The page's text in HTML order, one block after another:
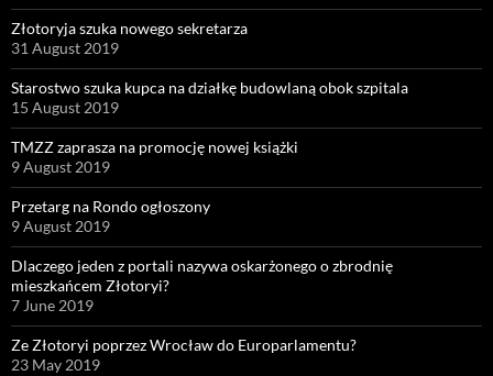
Złotoryja szuka nowego sekretarza
31 August 2019
Starostwo szuka kupca na działkę budowlaną obok szpitala
15 August 2019
TMZZ zaprasza na promocję nowej książki
9 August 2019
Przetarg na Rondo ogłoszony
9 August 2019
Dlaczego jeden z portali nazywa oskarżonego o zbrodnię
mieszkańcem Złotoryi?
7 June 2019
Ze Złotoryi poprzez Wrocław do Europarlamentu?
23 May 2019